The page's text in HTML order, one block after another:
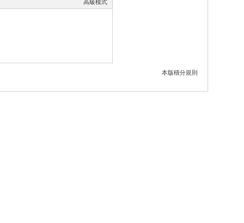
高級模式
本版積分規則